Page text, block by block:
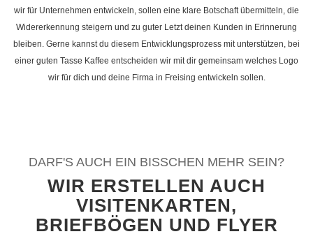
wir für Unternehmen entwickeln, sollen eine klare Botschaft übermitteln, die
Widererkennung steigern und zu guter Letzt deinen Kunden in Erinnerung
bleiben. Gerne kannst du diesem Entwicklungsprozess mit unterstützen, bei
einer guten Tasse Kaffee entscheiden wir mit dir gemeinsam welches Logo
wir für dich und deine Firma in Freising entwickeln sollen.
DARF'S AUCH EIN BISSCHEN MEHR SEIN?
WIR ERSTELLEN AUCH
VISITENKARTEN,
BRIEFBÖGEN UND FLYER